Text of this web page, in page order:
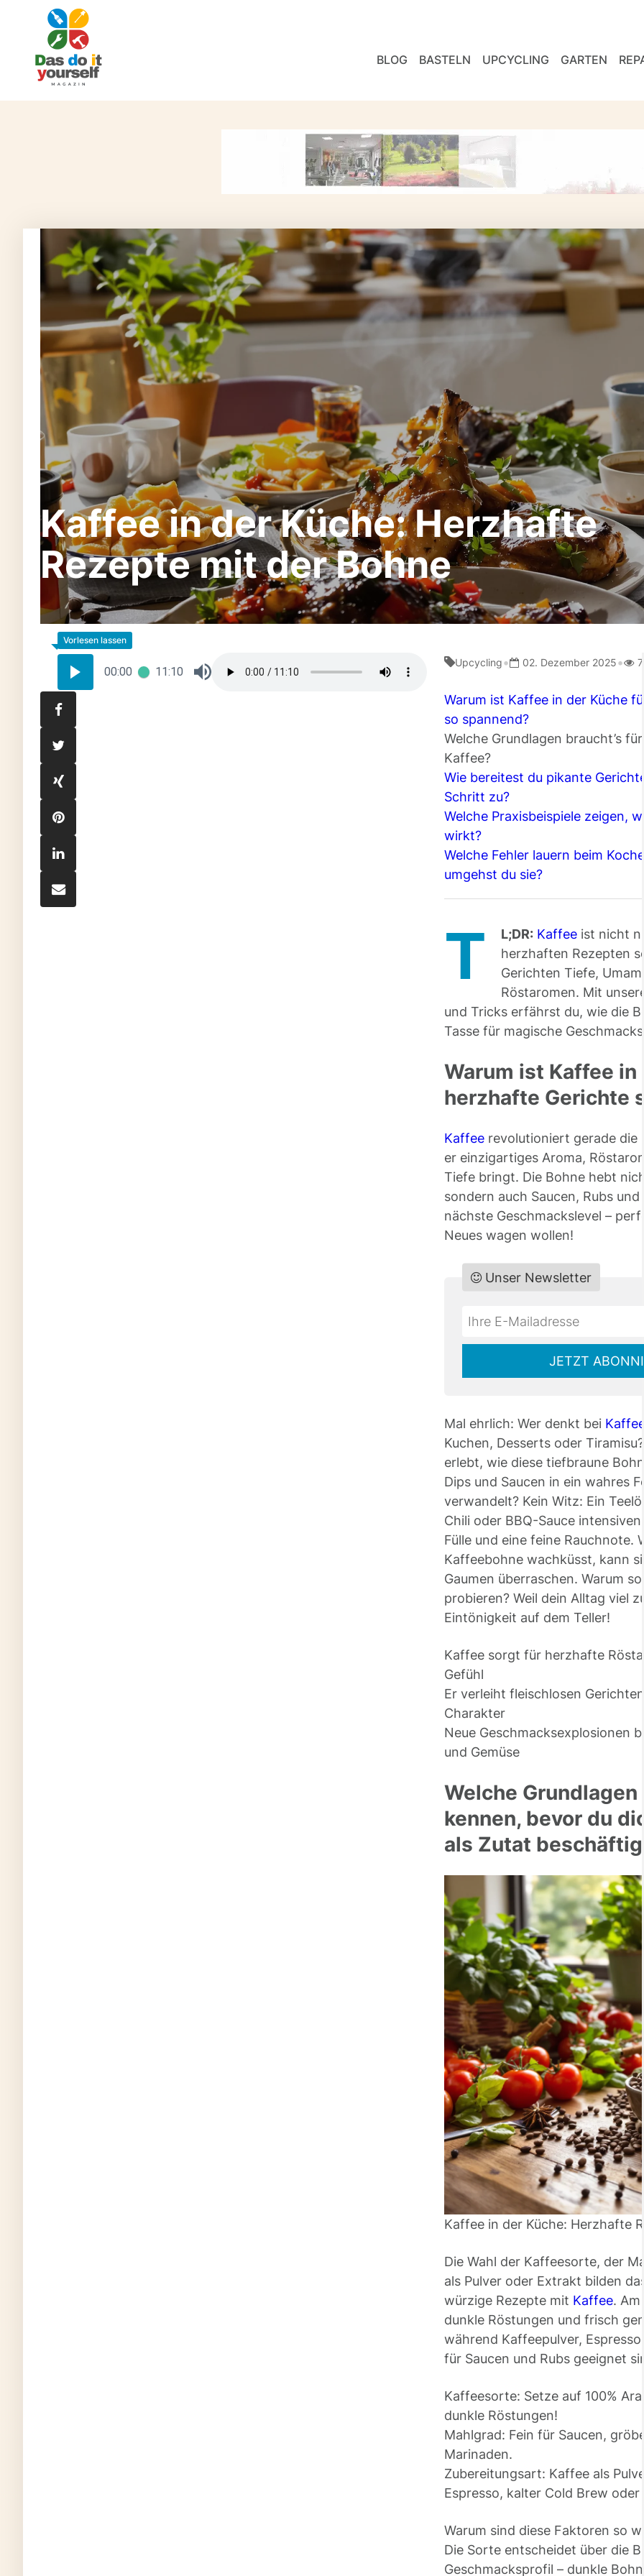
BLOG BASTELN UPCYCLING GARTEN
Kaffee in der Küche: Herzhafte
Rezepte mit der Bohne
00:00 11:10
Upcycling• 02. Dezember 2025•
Warum ist Kaffee in der Küche
so spannend?
Welche Grundlagen braucht’s
Kaffee?
Wie bereitest du pikante
Schritt zu?
Welche Praxisbeispiele zeigen,
wirkt?
Welche Fehler lauern beim
umgehst du sie?
T L;DR: Kaffee ist nicht
herzhaften Rezepten
Gerichten Tiefe,
Röstaromen. Mit
und Tricks erfährst du, wie die
Tasse für magische
Warum ist Kaffee in
herzhafte Gerichte
Kaffee revolutioniert gerade die
er einzigartiges Aroma,
Tiefe bringt. Die Bohne hebt
sondern auch Saucen, Rubs und
nächste Geschmackslevel –
Neues wagen wollen!
Do
Unser Newsletter
*Ihre
JETZT
Mal ehrlich: Wer denkt bei Kaffee
Kuchen, Desserts oder
erlebt, wie diese tiefbraune
Dips und Saucen in ein wahres
verwandelt? Kein Witz: Ein
Chili oder BBQ-Sauce intensiven
Fülle und eine feine Rauchnote.
Kaffeebohne wachküsst, kann
Gaumen überraschen. Warum
probieren? Weil dein Alltag viel
Eintönigkeit auf dem Teller!
Kaffee sorgt für herzhafte
Gefühl
Er verleiht fleischlosen
Charakter
Neue Geschmacksexplosionen
und Gemüse
Welche
kennen, bevor du
als Zutat
Kaffee in der Küche: Herzhafte
Die Wahl der Kaffeesorte, der
als Pulver oder Extrakt bilden
würzige Rezepte mit Kaffee.
dunkle Röstungen und frisch
während Kaffeepulver,
für Saucen und Rubs geeignet
Kaffeesorte: Setze auf 100%
dunkle Röstungen!
Mahlgrad: Fein für Saucen,
Marinaden.
Zubereitungsart: Kaffee als
Espresso, kalter Cold Brew
Warum sind diese Faktoren so
Die Sorte entscheidet über die
Geschmacksprofil – dunkle